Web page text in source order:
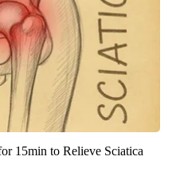
15min to Relieve Sciatica